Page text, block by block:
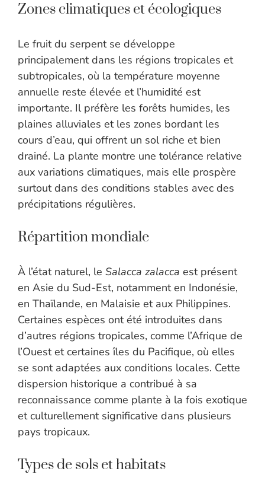
Zones climatiques et écologiques
Le fruit du serpent se développe
principalement dans les régions tropicales et
subtropicales, où la température moyenne
annuelle reste élevée et l’humidité est
importante. Il préfère les forêts humides, les
plaines alluviales et les zones bordant les
cours d’eau, qui offrent un sol riche et bien
drainé. La plante montre une tolérance relative
aux variations climatiques, mais elle prospère
surtout dans des conditions stables avec des
précipitations régulières.
Répartition mondiale
À l’état naturel, le Salacca zalacca est présent
en Asie du Sud-Est, notamment en Indonésie,
en Thaïlande, en Malaisie et aux Philippines.
Certaines espèces ont été introduites dans
d’autres régions tropicales, comme l’Afrique de
l’Ouest et certaines îles du Pacifique, où elles
se sont adaptées aux conditions locales. Cette
dispersion historique a contribué à sa
reconnaissance comme plante à la fois exotique
et culturellement significative dans plusieurs
pays tropicaux.
Types de sols et habitats